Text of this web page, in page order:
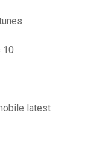
10
latest